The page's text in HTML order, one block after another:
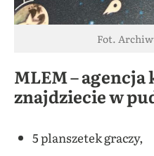
Fot.
MLEM – agencja
znajdziecie w
5 planszetek graczy,